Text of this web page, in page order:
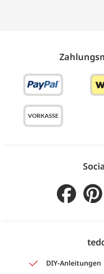
DIY-Anleitungen